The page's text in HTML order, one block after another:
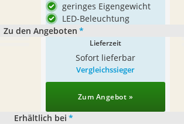
geringes Eigengewicht
LED-Beleuchtung
Zu den Angeboten *
Lieferzeit
Sofort lieferbar
Vergleichssieger
Zum Angebot »
Erhältlich bei *